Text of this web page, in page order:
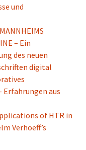
und
– Ein
des neuen
digital
Erfahrungen aus
of HTR in
Verhoeff’s